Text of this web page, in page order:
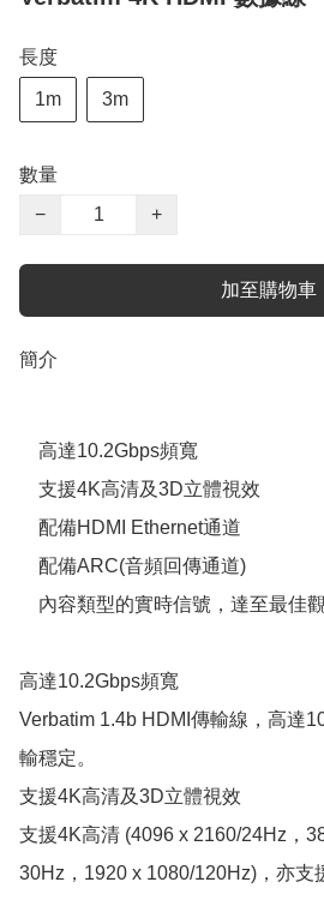
長度
1m 3m
數量
−
+
加至購物車
簡介
高達10.2Gbps頻寬
Verbatim 1.4b HDMI傳輸線，高達
輸穩定。
支援4K高清及3D立體視效
支援4K高清 (4096 x 2160/24Hz，
30Hz，1920 x 1080/120Hz)，亦支